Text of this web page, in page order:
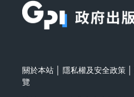
關於本站 隱私權及安全政策
覽